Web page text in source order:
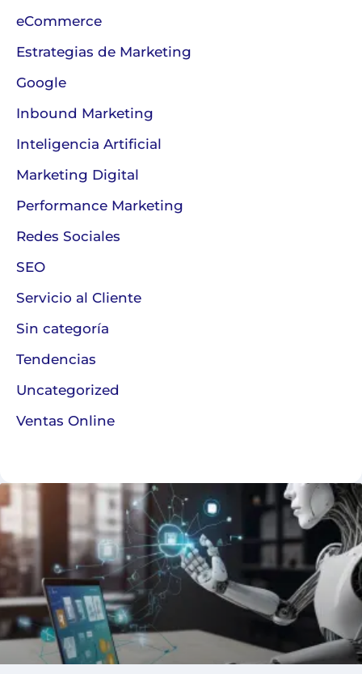
eCommerce
Estrategias de Marketing
Google
Inbound Marketing
Inteligencia Artificial
Marketing Digital
Performance Marketing
Redes Sociales
SEO
Servicio al Cliente
Sin categoría
Tendencias
Uncategorized
Ventas Online